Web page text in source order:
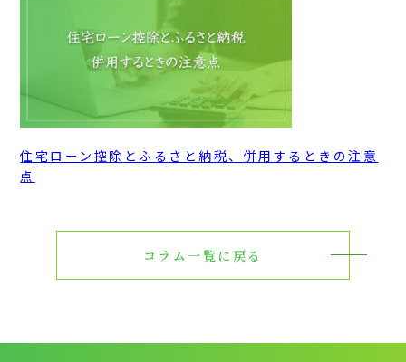
住宅ローン控除とふるさと納税、併用するときの注意
点
コラム一覧に戻る